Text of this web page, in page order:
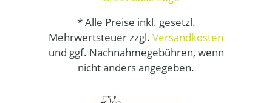
* Alle Preise inkl. gesetzl.
Mehrwertsteuer zzgl. Versandkosten
und ggf. Nachnahmegebühren, wenn
nicht anders angegeben.